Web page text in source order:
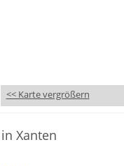
<< Karte vergrößern
Xanten